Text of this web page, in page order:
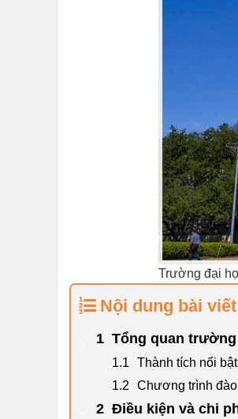
Trường đại
Nội dung bài viết
Tổng quan
Thành tích nổi
Chương trình
Điều kiện và chi